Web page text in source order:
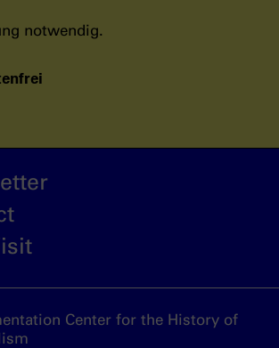
notwendig.
Center for the History of